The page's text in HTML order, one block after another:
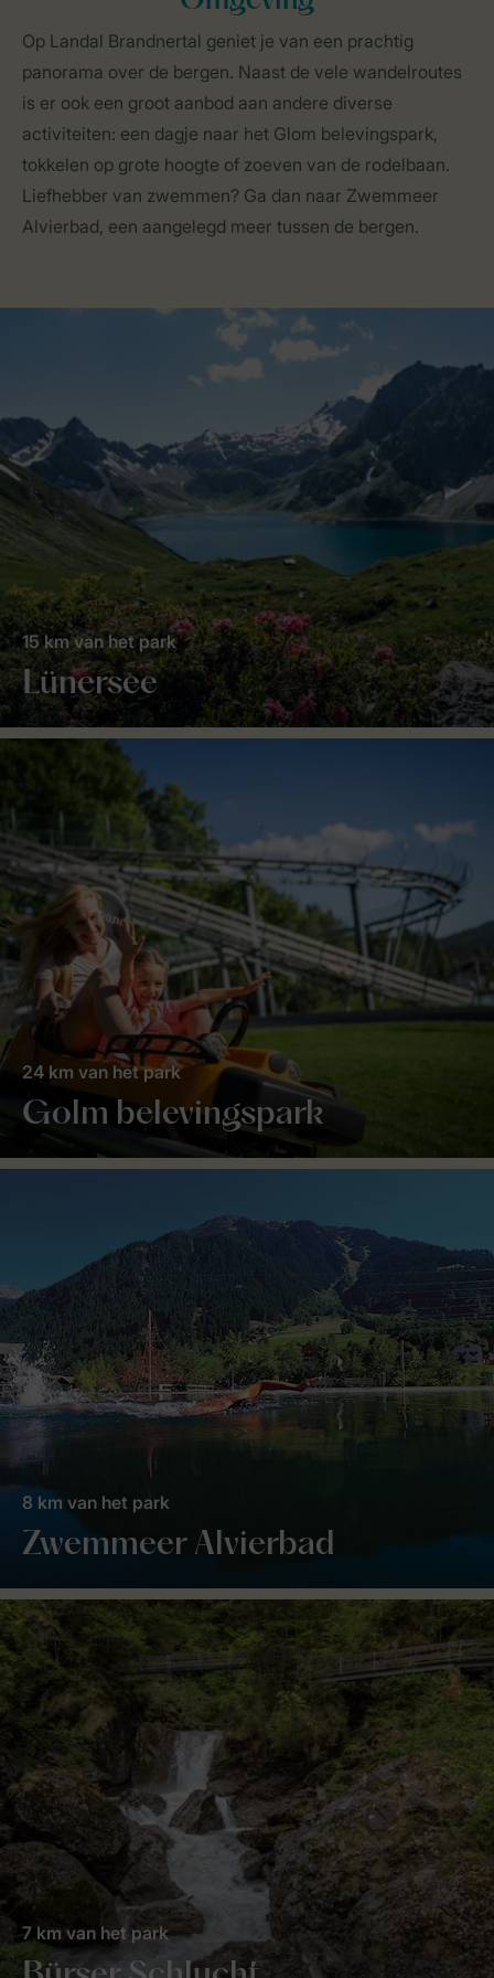
Op Landal Brandnertal geniet je van een prachtig
panorama over de bergen. Naast de vele wandelroutes
is er ook een groot aanbod aan andere diverse
activiteiten: een dagje naar het Glom belevingspark,
tokkelen op grote hoogte of zoeven van de rodelbaan.
Liefhebber van zwemmen? Ga dan naar Zwemmeer
Alvierbad, een aangelegd meer tussen de bergen.
Lünersee
15 km van het park
Golm belevingspark
24 km van het park
Zwemmeer Alvierbad
8 km van het park
7 km van het park